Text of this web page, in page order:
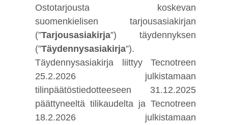
Ostotarjousta koskevan
suomenkielisen tarjousasiakirjan
(”Tarjousasiakirja”) täydennyksen
(”Täydennysasiakirja”).
Täydennysasiakirja liittyy Tecnotreen
25.2.2026 julkistamaan
tilinpäätöstiedotteeseen 31.12.2025
päättyneeltä tilikaudelta ja Tecnotreen
18.2.2026 julkistamaan